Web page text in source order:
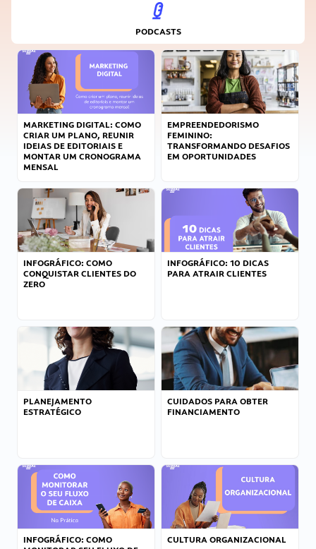
PODCASTS
MARKETING DIGITAL: COMO
CRIAR UM PLANO, REUNIR
IDEIAS DE EDITORIAIS E
MONTAR UM CRONOGRAMA
MENSAL
EMPREENDEDORISMO
FEMININO:
TRANSFORMANDO DESAFIOS
EM OPORTUNIDADES
INFOGRÁFICO: COMO
CONQUISTAR CLIENTES DO
ZERO
INFOGRÁFICO: 10 DICAS
PARA ATRAIR CLIENTES
PLANEJAMENTO
ESTRATÉGICO
CUIDADOS PARA OBTER
FINANCIAMENTO
INFOGRÁFICO: COMO
CULTURA ORGANIZACIONAL